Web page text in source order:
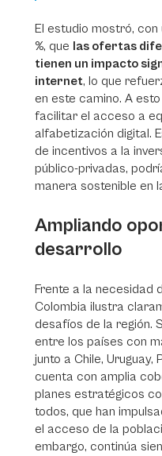
El estudio mostró, con
%, que las ofertas
tienen un impacto
internet, lo que
en este camino. A
facilitar el acceso a
alfabetización digital.
de incentivos a la
público-privadas,
manera sostenible en
Ampliando
desarrollo
Frente a la necesidad
Colombia ilustra
desafíos de la región.
entre los países con
junto a Chile, Uruguay,
cuenta con amplia
planes estratégicos
todos, que han
el acceso de la
embargo, continúa